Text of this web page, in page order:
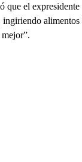
que el expresidente
alimentos